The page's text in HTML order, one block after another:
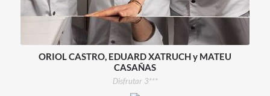
ORIOL CASTRO, EDUARD XATRUCH y MATEU
CASAÑAS
Disfrutar 3***